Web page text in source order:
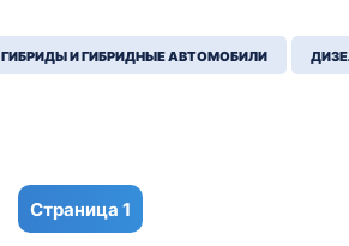
ГИБРИДЫ И ГИБРИДНЫЕ АВТОМОБИЛИ
1